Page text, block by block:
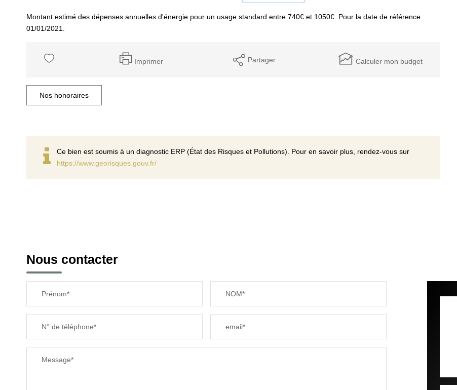
Montant estimé des dépenses annuelles d'énergie pour un usage standard entre 740€ et 1050€. Pour la date de référence
01/01/2021.
Imprimer Partager Calculer mon budget
Nos honoraires
Ce bien est soumis à un diagnostic ERP (État des Risques et Pollutions). Pour en savoir plus, rendez-vous sur
https://www.georisques.gouv.fr/
Nous contacter
Prénom* NOM*
N° de téléphone* email*
Message*